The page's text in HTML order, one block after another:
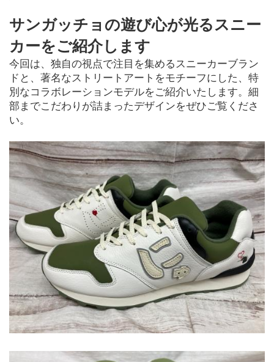
サンガッチョの遊び心が光るスニー
カーをご紹介します
今回は、独自の視点で注目を集めるスニーカーブラン
ドと、著名なストリートアートをモチーフにした、特
別なコラボレーションモデルをご紹介いたします。細
部までこだわりが詰まったデザインをぜひご覧くださ
い。